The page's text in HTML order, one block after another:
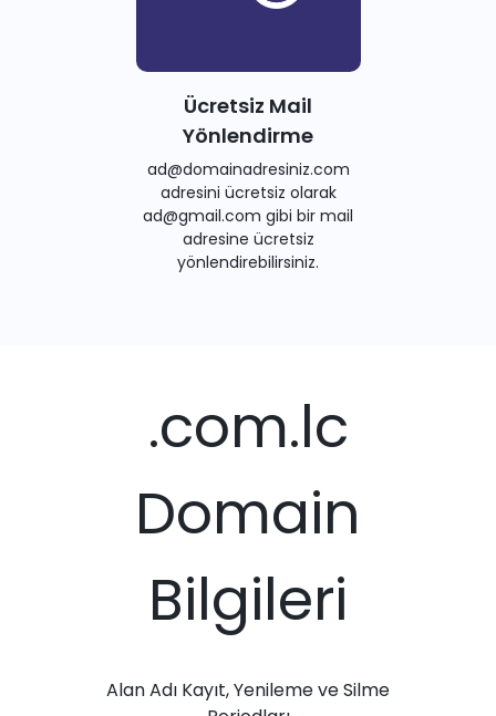
Ücretsiz Mail
Yönlendirme
ad@domainadresiniz.com
adresini ücretsiz olarak
ad@gmail.com gibi bir mail
adresine ücretsiz
yönlendirebilirsiniz.
.com.lc
Domain
Bilgileri
Alan Adı Kayıt, Yenileme ve Silme